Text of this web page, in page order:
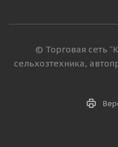
© Торговая сеть
сельхозтехника,